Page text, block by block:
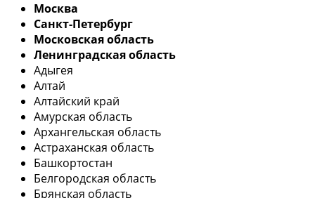
Москва
Санкт-Петербург
Московская область
Ленинградская область
Адыгея
Алтай
Алтайский край
Амурская область
Архангельская область
Астраханская область
Башкортостан
Белгородская область
Брянская область